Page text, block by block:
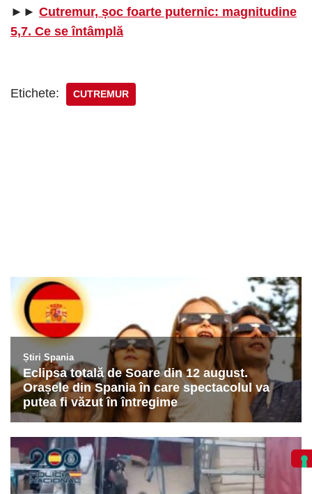
►► Cutremur, șoc foarte puternic: magnitudine
5,7. Ce se întâmplă
Etichete: CUTREMUR